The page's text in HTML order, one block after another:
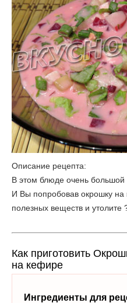
Описание рецепта:
В этом блюде очень
И Вы попробовав окрошку на
полезных веществ и утолите
Как приготовить
на кефире
Ингредиенты для